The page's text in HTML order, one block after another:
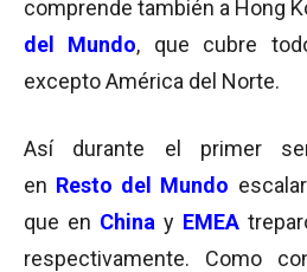
comprende también a Hong
del Mundo, que cubre
excepto América del Norte.
Así durante el primer
en Resto del Mundo
que en China y EMEA
respectivamente. Como